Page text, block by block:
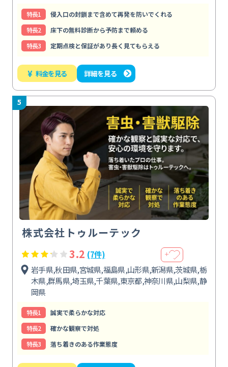
特⻑1
侵入口の封鎖まで含めて再発を防いでくれる
特⻑2
床下の無料診断から予防まで頼める
特⻑3
定期点検と保証があり長く見てもらえる
¥ 料金を見る 詳細を見る
5
株式会社トゥルーテック
3.2 (7件) ＋
岩手県,秋田県,宮城県,福島県,山形県,新潟県,茨城県,栃
木県,群馬県,埼玉県,千葉県,東京都,神奈川県,山梨県,静
岡県
特⻑1
誠実で柔らかな対応
特⻑2
確かな観察で対処
特⻑3
落ち着きのある作業態度